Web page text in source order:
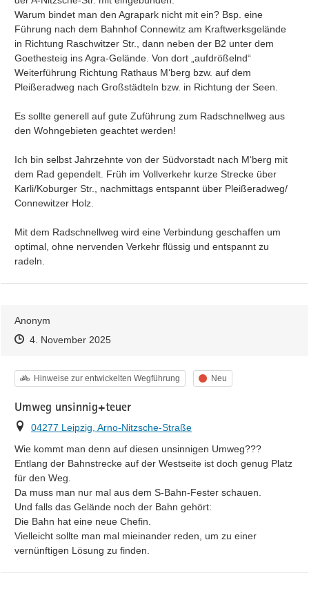
Warum bindet man den Agrapark nicht mit ein? Bsp. eine
Führung nach dem Bahnhof Connewitz am Kraftwerksgelände
in Richtung Raschwitzer Str., dann neben der B2 unter dem
Goethesteig ins Agra-Gelände. Von dort „aufdrößelnd“
Weiterführung Richtung Rathaus M‘berg bzw. auf dem
Pleißeradweg nach Großstädteln bzw. in Richtung der Seen.
Es sollte generell auf gute Zuführung zum Radschnellweg aus
den Wohngebieten geachtet werden!
Ich bin selbst Jahrzehnte von der Südvorstadt nach M‘berg mit
dem Rad gependelt. Früh im Vollverkehr kurze Strecke über
Karli/Koburger Str., nachmittags entspannt über Pleißeradweg/
Connewitzer Holz.
Mit dem Radschnellweg wird eine Verbindung geschaffen um
optimal, ohne nervenden Verkehr flüssig und entspannt zu
radeln.
Anonym
Zeitpunkt des Erstellens
Zeitpunkt des Erstellens
4. November 2025Zur Äußerung
Kategorie
Hinweise zur entwickelten Wegführung Status
Neu
Umweg unsinnig+teuer
Ort
04277 Leipzig, Arno-Nitzsche-Straße
Wie kommt man denn auf diesen unsinnigen Umweg???
Entlang der Bahnstrecke auf der Westseite ist doch genug Platz
für den Weg.
Da muss man nur mal aus dem S-Bahn-Fester schauen.
Und falls das Gelände noch der Bahn gehört:
Die Bahn hat eine neue Chefin.
Vielleicht sollte man mal mieinander reden, um zu einer
vernünftigen Lösung zu finden.